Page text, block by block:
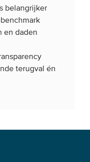
belangrijker
en daden
terugval én